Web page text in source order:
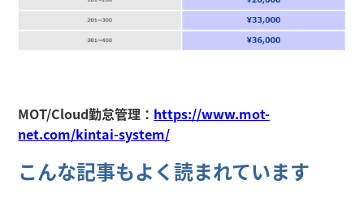
MOT/Cloud勤怠管理： https://www.mot-
net.com/kintai-system/
こんな記事もよく読まれています